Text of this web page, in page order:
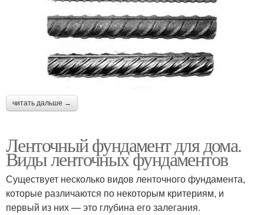
читать дальше →
Ленточный фундамент для дома.
Виды ленточных фундаментов
Существует несколько видов ленточного фундамента,
которые различаются по некоторым критериям, и
первый из них — это глубина его залегания.